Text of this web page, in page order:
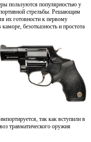
пользуются популярностью у
стрельбы. Решающим
их готовности к первому
безотказность и простота
так как вступили в
травматического оружия